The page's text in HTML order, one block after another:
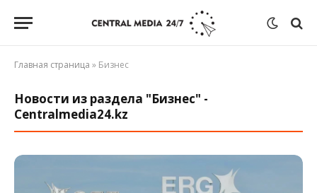
Главная страница » Бизнес
Новости из раздела "Бизнес" -
Centralmedia24.kz